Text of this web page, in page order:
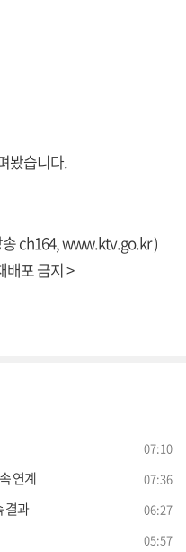
봤습니다.
ch164,www.ktv.go.kr)
포 금지 >
07:10
연계 07:36
결과 06:27
05:57